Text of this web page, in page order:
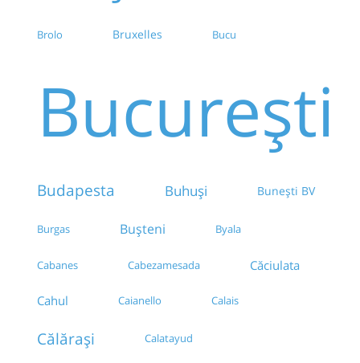
Brolo Bruxelles Bucu
București
Budapesta Buhuși Bunești BV
Burgas Bușteni Byala
Cabanes Cabezamesada Căciulata
Cahul Caianello Calais
Călărași Calatayud